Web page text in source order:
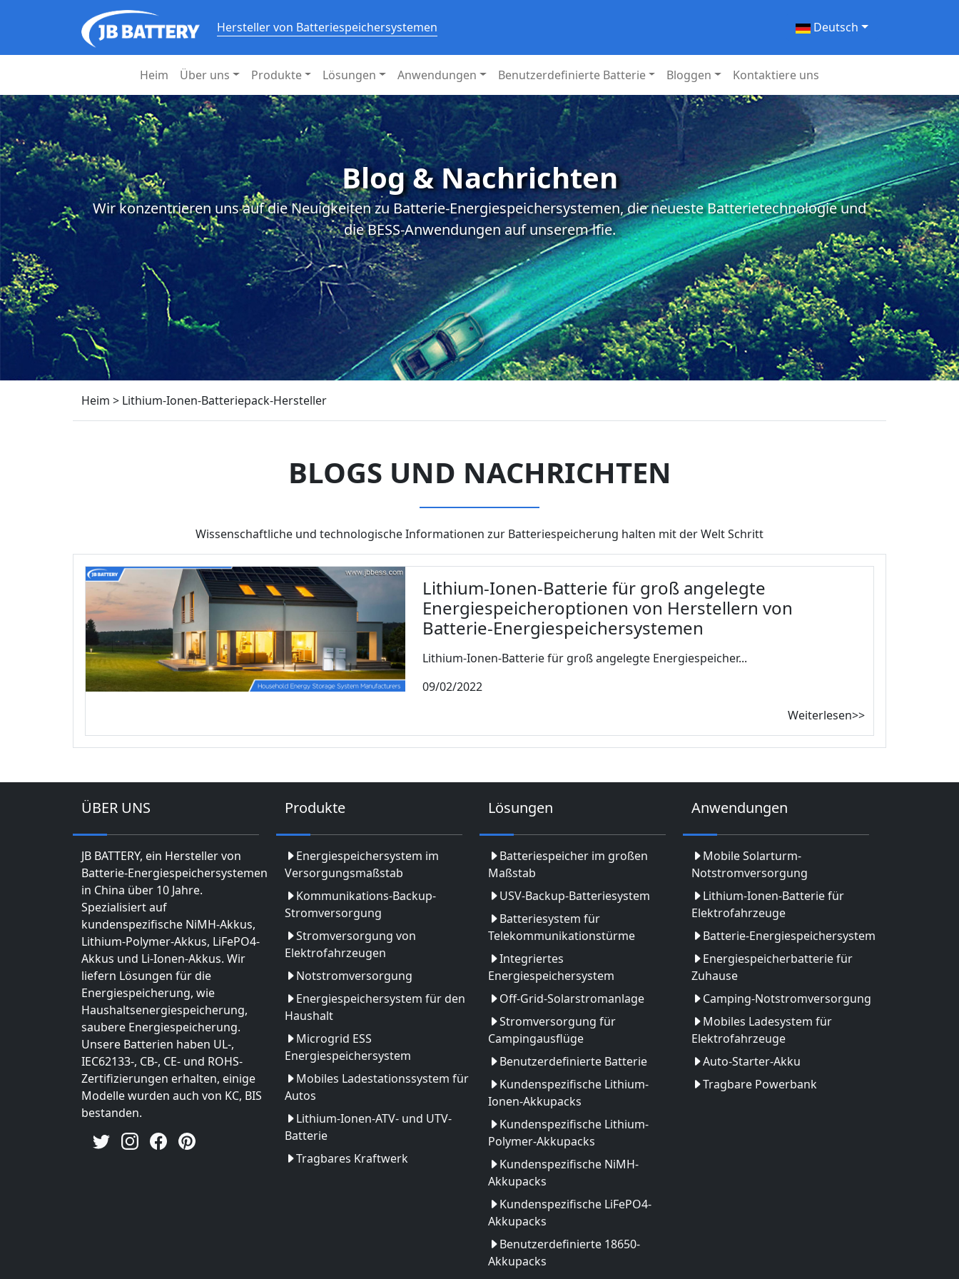
Hersteller von Batteriespeichersystemen Deutsch
Heim Über uns Produkte Lösungen Anwendungen Benutzerdefinierte Batterie Bloggen Kontaktiere uns
Blog & Nachrichten
Wir konzentrieren uns auf die Neuigkeiten zu Batterie-Energiespeichersystemen, die neueste Batterietechnologie und
die BESS-Anwendungen auf unserem lfie.
Heim > Lithium-Ionen-Batteriepack-Hersteller
BLOGS UND NACHRICHTEN
Wissenschaftliche und technologische Informationen zur Batteriespeicherung halten mit der Welt Schritt
Lithium-Ionen-Batterie für groß angelegte
Energiespeicheroptionen von Herstellern von
Batterie-Energiespeichersystemen
Lithium-Ionen-Batterie für groß angelegte Energiespeicher...
09/02/2022
Weiterlesen>>
ÜBER UNS
JB BATTERY, ein Hersteller von
Batterie-Energiespeichersystemen
in China über 10 Jahre.
Spezialisiert auf
kundenspezifische NiMH-Akkus,
Lithium-Polymer-Akkus, LiFePO4-
Akkus und Li-Ionen-Akkus. Wir
liefern Lösungen für die
Energiespeicherung, wie
Haushaltsenergiespeicherung,
saubere Energiespeicherung.
Unsere Batterien haben UL-,
IEC62133-, CB-, CE- und ROHS-
Zertifizierungen erhalten, einige
Modelle wurden auch von KC, BIS
bestanden.
Produkte
Energiespeichersystem im
Versorgungsmaßstab
Kommunikations-Backup-
Stromversorgung
Stromversorgung von
Elektrofahrzeugen
Notstromversorgung
Energiespeichersystem für den
Haushalt
Microgrid ESS
Energiespeichersystem
Mobiles Ladestationssystem für
Autos
Lithium-Ionen-ATV- und UTV-
Batterie
Tragbares Kraftwerk
Lösungen
Batteriespeicher im großen
Maßstab
USV-Backup-Batteriesystem
Batteriesystem für
Telekommunikationstürme
Integriertes
Energiespeichersystem
Off-Grid-Solarstromanlage
Stromversorgung für
Campingausflüge
Benutzerdefinierte Batterie
Kundenspezifische Lithium-
Ionen-Akkupacks
Kundenspezifische Lithium-
Polymer-Akkupacks
Kundenspezifische NiMH-
Akkupacks
Kundenspezifische LiFePO4-
Akkupacks
Benutzerdefinierte 18650-
Akkupacks
Anwendungen
Mobile Solarturm-
Notstromversorgung
Lithium-Ionen-Batterie für
Elektrofahrzeuge
Batterie-Energiespeichersystem
Energiespeicherbatterie für
Zuhause
Camping-Notstromversorgung
Mobiles Ladesystem für
Elektrofahrzeuge
Auto-Starter-Akku
Tragbare Powerbank